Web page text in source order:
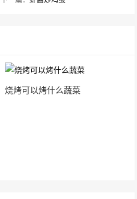
烧烤可以烤什么蔬菜